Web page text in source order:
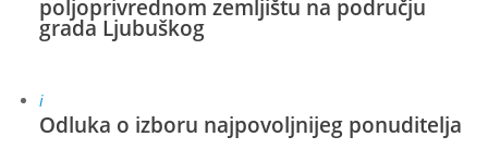
poljoprivrednom zemljištu na području
grada Ljubuškog
i
Odluka o izboru najpovoljnijeg ponuditelja